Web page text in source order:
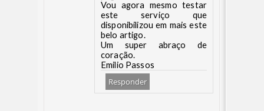
Vou agora mesmo testar
este serviço que
disponibilizou em mais este
belo artigo.
Um super abraço de
coração.
Emilio Passos
Responder